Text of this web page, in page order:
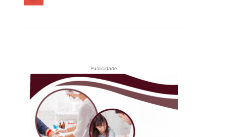
Publicidade